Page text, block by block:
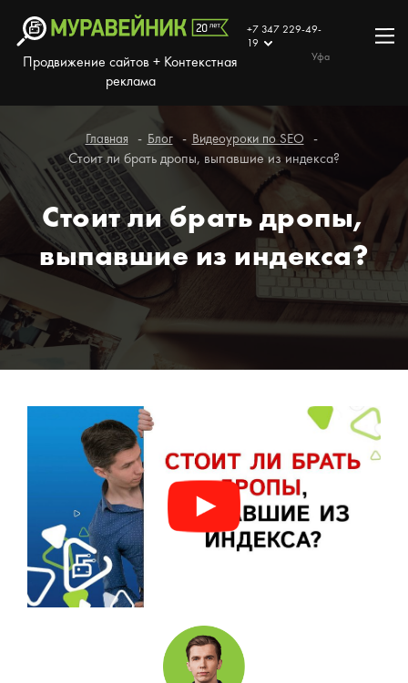
Продвижение сайтов + Контекстная
реклама
+7 347 229-49-
19
Уфа
Главная Блог Видеоуроки по SEO
Стоит ли брать дропы, выпавшие из индекса?
Стоит ли брать дропы,
выпавшие из индекса?